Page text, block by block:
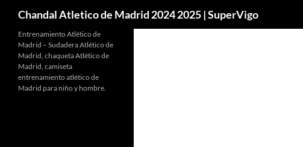
Chandal Atletico de Madrid 2024 2025 | SuperVigo
Entrenamiento Atlético de
Madrid – Sudadera Atlético de
Madrid, chaqueta Atlético de
Madrid, camiseta
entrenamiento atlético de
Madrid para niño y hombre.